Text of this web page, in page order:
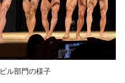
ル部門の様子